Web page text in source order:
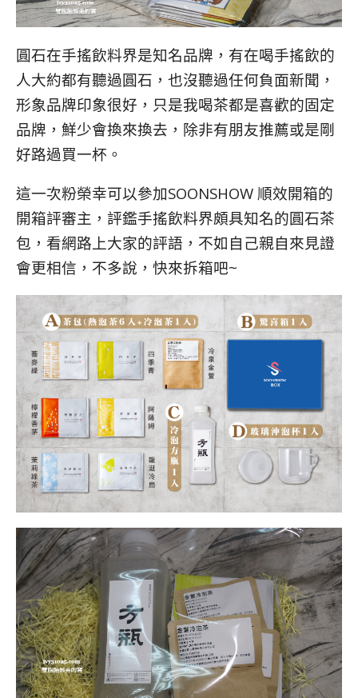
圓石在手搖飲料界是知名品牌，有在喝手搖飲的
人大約都有聽過圓石，也沒聽過任何負面新聞，
形象品牌印象很好，只是我喝茶都是喜歡的固定
品牌，鮮少會換來換去，除非有朋友推薦或是剛
好路過買一杯。
這一次粉榮幸可以參加SOONSHOW 順效開箱的
開箱評審主，評鑑手搖飲料界頗具知名的圓石茶
包，看網路上大家的評語，不如自己親自來見證
會更相信，不多說，快來拆箱吧~